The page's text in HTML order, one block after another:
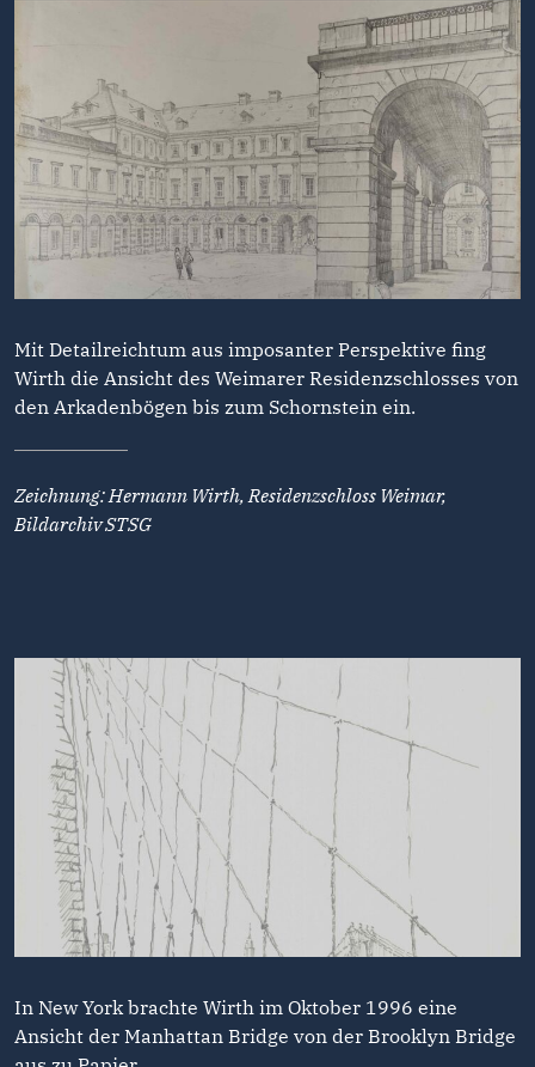
Mit Detailreichtum aus imposanter Perspektive fing
Wirth die Ansicht des Weimarer Residenzschlosses von
den Arkadenbögen bis zum Schornstein ein.
Zeichnung: Hermann Wirth, Residenzschloss Weimar,
Bildarchiv STSG
In New York brachte Wirth im Oktober 1996 eine
Ansicht der Manhattan Bridge von der Brooklyn Bridge